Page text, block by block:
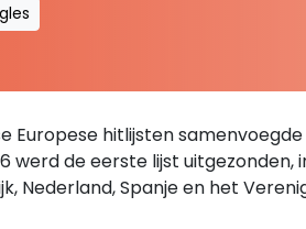
Europese hitlijsten
werd de eerste lijst
Nederland, Spanje en het